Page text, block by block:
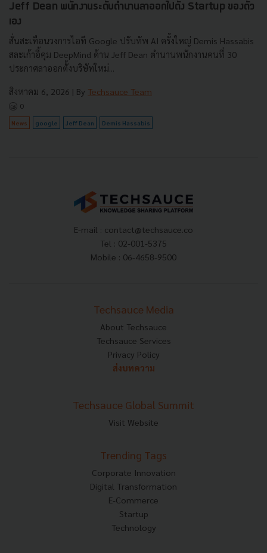
Jeff Dean พนักงานระดับตำนานลาออกไปตั้ง Startup ของตัว
เอง
สั่นสะเทือนวงการไอที Google ปรับทัพ AI ครั้งใหญ่ Demis Hassabis
สละเก้าอี้คุม DeepMind ด้าน Jeff Dean ตำนานพนักงานคนที่ 30
ประกาศลาออกตั้งบริษัทใหม่...
สิงหาคม 6, 2026 | By Techsauce Team
0
News google Jeff Dean Demis Hassabis
E-mail : contact@techsauce.co
Tel : 02-001-5375
Mobile : 06-4658-9500
Techsauce Media
About Techsauce
Techsauce Services
Privacy Policy
ส่งบทความ
Techsauce Global Summit
Visit Website
Trending Tags
Corporate Innovation
Digital Transformation
E-Commerce
Startup
Technology